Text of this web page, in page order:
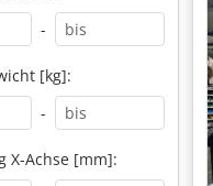
-
[kg]:
-
X-Achse [mm]: